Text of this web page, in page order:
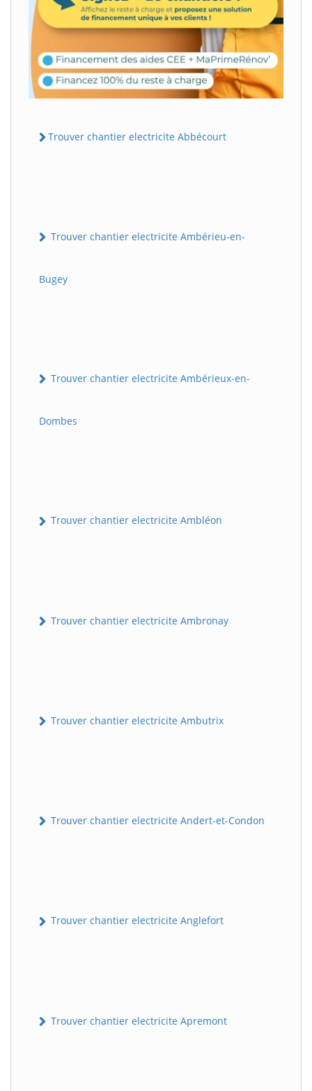
Trouver chantier electricite Abbécourt
Trouver chantier electricite Ambérieu-en-
Bugey
Trouver chantier electricite Ambérieux-en-
Dombes
Trouver chantier electricite Ambléon
Trouver chantier electricite Ambronay
Trouver chantier electricite Ambutrix
Trouver chantier electricite Andert-et-Condon
Trouver chantier electricite Anglefort
Trouver chantier electricite Apremont